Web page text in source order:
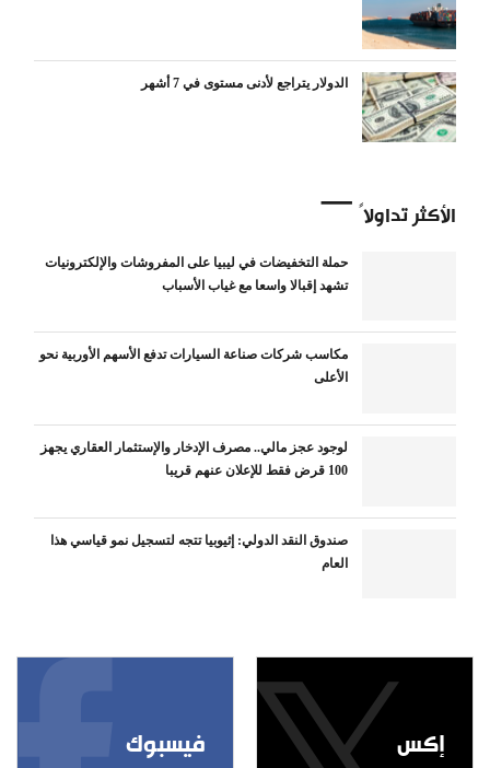
الدولار يتراجع لأدنى مستوى في 7 أشهر
الأكثر تداولاً
حملة التخفيضات في ليبيا على المفروشات والإلكترونيات
تشهد إقبالا واسعا مع غياب الأسباب
مكاسب شركات صناعة السيارات تدفع الأسهم الأوربية نحو
الأعلى
لوجود عجز مالي.. مصرف الإدخار والإستثمار العقاري يجهز
100 قرض فقط للإعلان عنهم قريبا
صندوق النقد الدولي: إثيوبيا تتجه لتسجيل نمو قياسي هذا
العام
فيسبوك إكس